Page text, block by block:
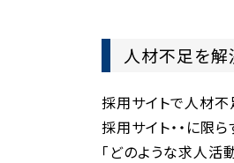
人材不足を解
採用サイトで人材不
採用サイト・・に限
「どのような求人活